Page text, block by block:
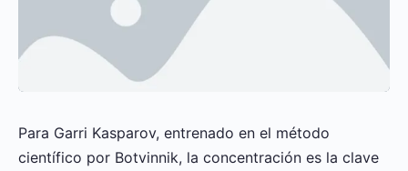
Para Garri Kasparov, entrenado en el método
científico por Botvinnik, la concentración es la clave